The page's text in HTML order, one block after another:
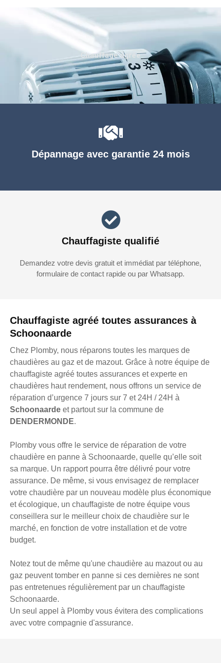
Chauffagiste agréé toutes assurances à
Schoonaarde
Chez Plomby, nous réparons toutes les marques de
chaudières au gaz et de mazout. Grâce à notre équipe de
chauffagiste agréé toutes assurances et experte en
chaudières haut rendement, nous offrons un service de
réparation d’urgence 7 jours sur 7 et 24H / 24H à
Schoonaarde et partout sur la commune de
DENDERMONDE.
Plomby vous offre le service de réparation de votre
chaudière en panne à Schoonaarde, quelle qu’elle soit
sa marque. Un rapport pourra être délivré pour votre
assurance. De même, si vous envisagez de remplacer
votre chaudière par un nouveau modèle plus économique
et écologique, un chauffagiste de notre équipe vous
conseillera sur le meilleur choix de chaudière sur le
marché, en fonction de votre installation et de votre
budget.
Notez tout de même qu'une chaudière au mazout ou au
gaz peuvent tomber en panne si ces dernières ne sont
pas entretenues régulièrement par un chauffagiste
Schoonaarde.
Un seul appel à Plomby vous évitera des complications
avec votre compagnie d'assurance.
Dépannage avec garantie 24 mois
Chauffagiste qualifié
Demandez votre devis gratuit et immédiat par téléphone,
formulaire de contact rapide ou par Whatsapp.
Chauffage agréé